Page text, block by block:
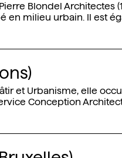
Blondel Architectes
en milieu urbain. Il est
et Urbanisme, elle
Conception